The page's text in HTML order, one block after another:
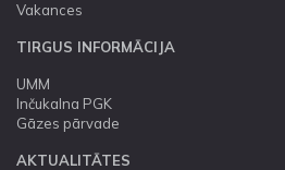
Vakances
TIRGUS INFORMĀCIJA
UMM
Inčukalna PGK
Gāzes pārvade
AKTUALITĀTES